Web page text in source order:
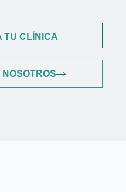
TU CLÍNICA